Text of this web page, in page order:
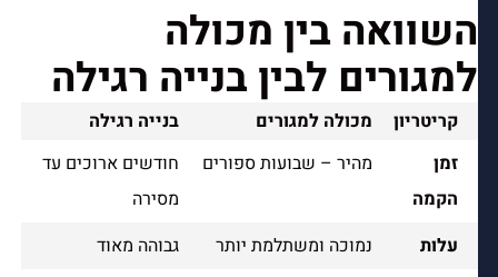
השוואה בין מכולה
למגורים לבין בנייה רגילה
קריטריון מכולה למגורים
בנייה רגילה
זמן
הקמה
מהיר – שבועות ספורים
חודשים ארוכים עד
מסירה
עלות
נמוכה ומשתלמת יותר
גבוהה מאוד